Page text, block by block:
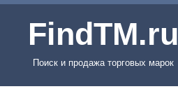
FindTM.ru
Поиск и продажа торговых марок